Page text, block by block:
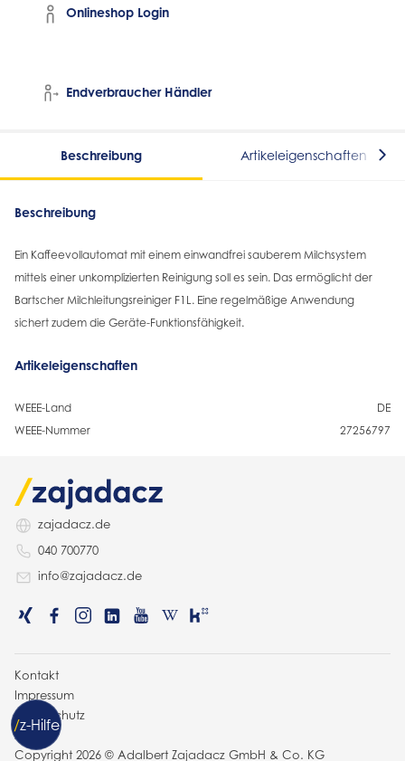
Beschreibung Artikeleigenschaften
Beschreibung
Ein Kaffeevollautomat mit einem einwandfrei sauberem Milchsystem
mittels einer unkomplizierten Reinigung soll es sein. Das ermöglicht der
Bartscher Milchleitungsreiniger F1L. Eine regelmäßige Anwendung
sichert zudem die Geräte-Funktionsfähigkeit.
Artikeleigenschaften
WEEE-Land
DE
WEEE-Nummer
27256797
Onlineshop Login
Endverbraucher Händler
zajadacz.de
040 700770
info@zajadacz.de
Copyright 2026 © Adalbert Zajadacz GmbH & Co. KG
Kontakt
Impressum
Datenschutz
AGB
/z-Hilfe